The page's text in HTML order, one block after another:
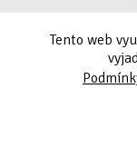
Tento web